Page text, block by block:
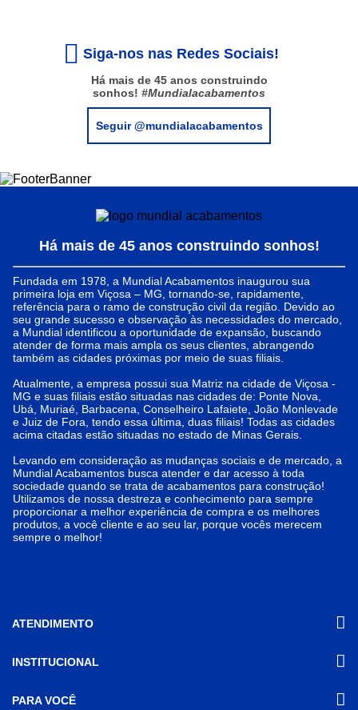
Siga-nos nas Redes Sociais!
Há mais de 45 anos construindo
sonhos! #Mundialacabamentos
Seguir @mundialacabamentos
Há mais de 45 anos construindo sonhos!
Fundada em 1978, a Mundial Acabamentos inaugurou sua
primeira loja em Viçosa – MG, tornando-se, rapidamente,
referência para o ramo de construção civil da região. Devido ao
seu grande sucesso e observação às necessidades do mercado,
a Mundial identificou a oportunidade de expansão, buscando
atender de forma mais ampla os seus clientes, abrangendo
também as cidades próximas por meio de suas filiais.
Atualmente, a empresa possui sua Matriz na cidade de Viçosa -
MG e suas filiais estão situadas nas cidades de: Ponte Nova,
Ubá, Muriaé, Barbacena, Conselheiro Lafaiete, João Monlevade
e Juiz de Fora, tendo essa última, duas filiais! Todas as cidades
acima citadas estão situadas no estado de Minas Gerais.
Levando em consideração as mudanças sociais e de mercado, a
Mundial Acabamentos busca atender e dar acesso à toda
sociedade quando se trata de acabamentos para construção!
Utilizamos de nossa destreza e conhecimento para sempre
proporcionar a melhor experiência de compra e os melhores
produtos, a você cliente e ao seu lar, porque vocês merecem
sempre o melhor!
ATENDIMENTO
Sábado das 8h às 12h
INSTITUCIONAL
Nossas Lojas
PARA VOCÊ